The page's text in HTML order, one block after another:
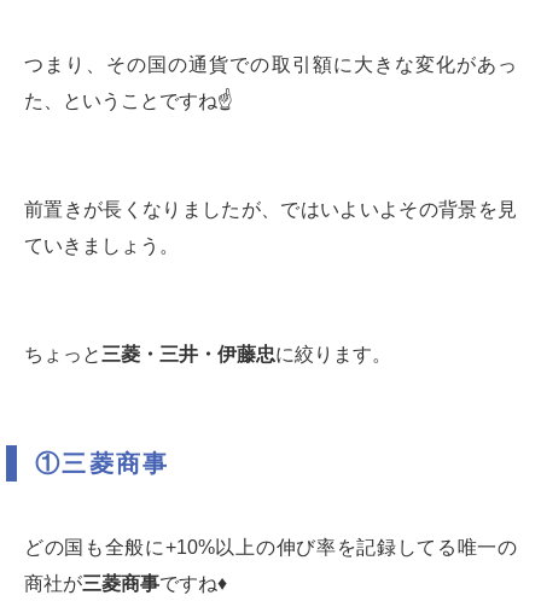
つまり、その国の通貨での取引額に大きな変化があっ
た、ということですね☝️
前置きが長くなりましたが、ではいよいよその背景を見
ていきましょう。
ちょっと 三菱・三井・伊藤忠に絞ります。
①三菱商事
どの国も全般に+10%以上の伸び率を記録してる唯一の
商社が三菱商事ですね♦️